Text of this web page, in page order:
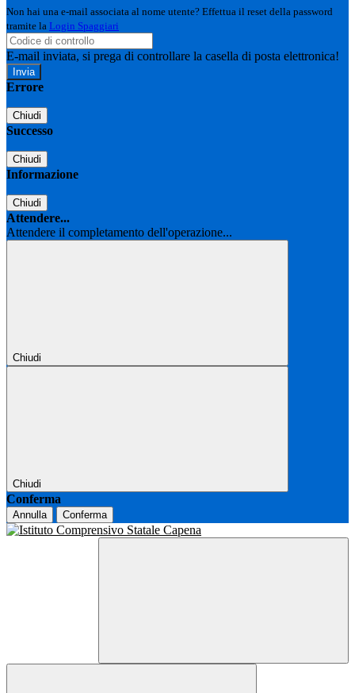
Non hai una e-mail associata al nome utente? Effettua il reset della password
tramite la Login Spaggiari
E-mail inviata, si prega di controllare la casella di posta elettronica!
Errore
Chiudi
Successo
Chiudi
Informazione
Chiudi
Attendere...
Attendere il completamento dell'operazione...
Chiudi
Chiudi
Conferma
Annulla Conferma